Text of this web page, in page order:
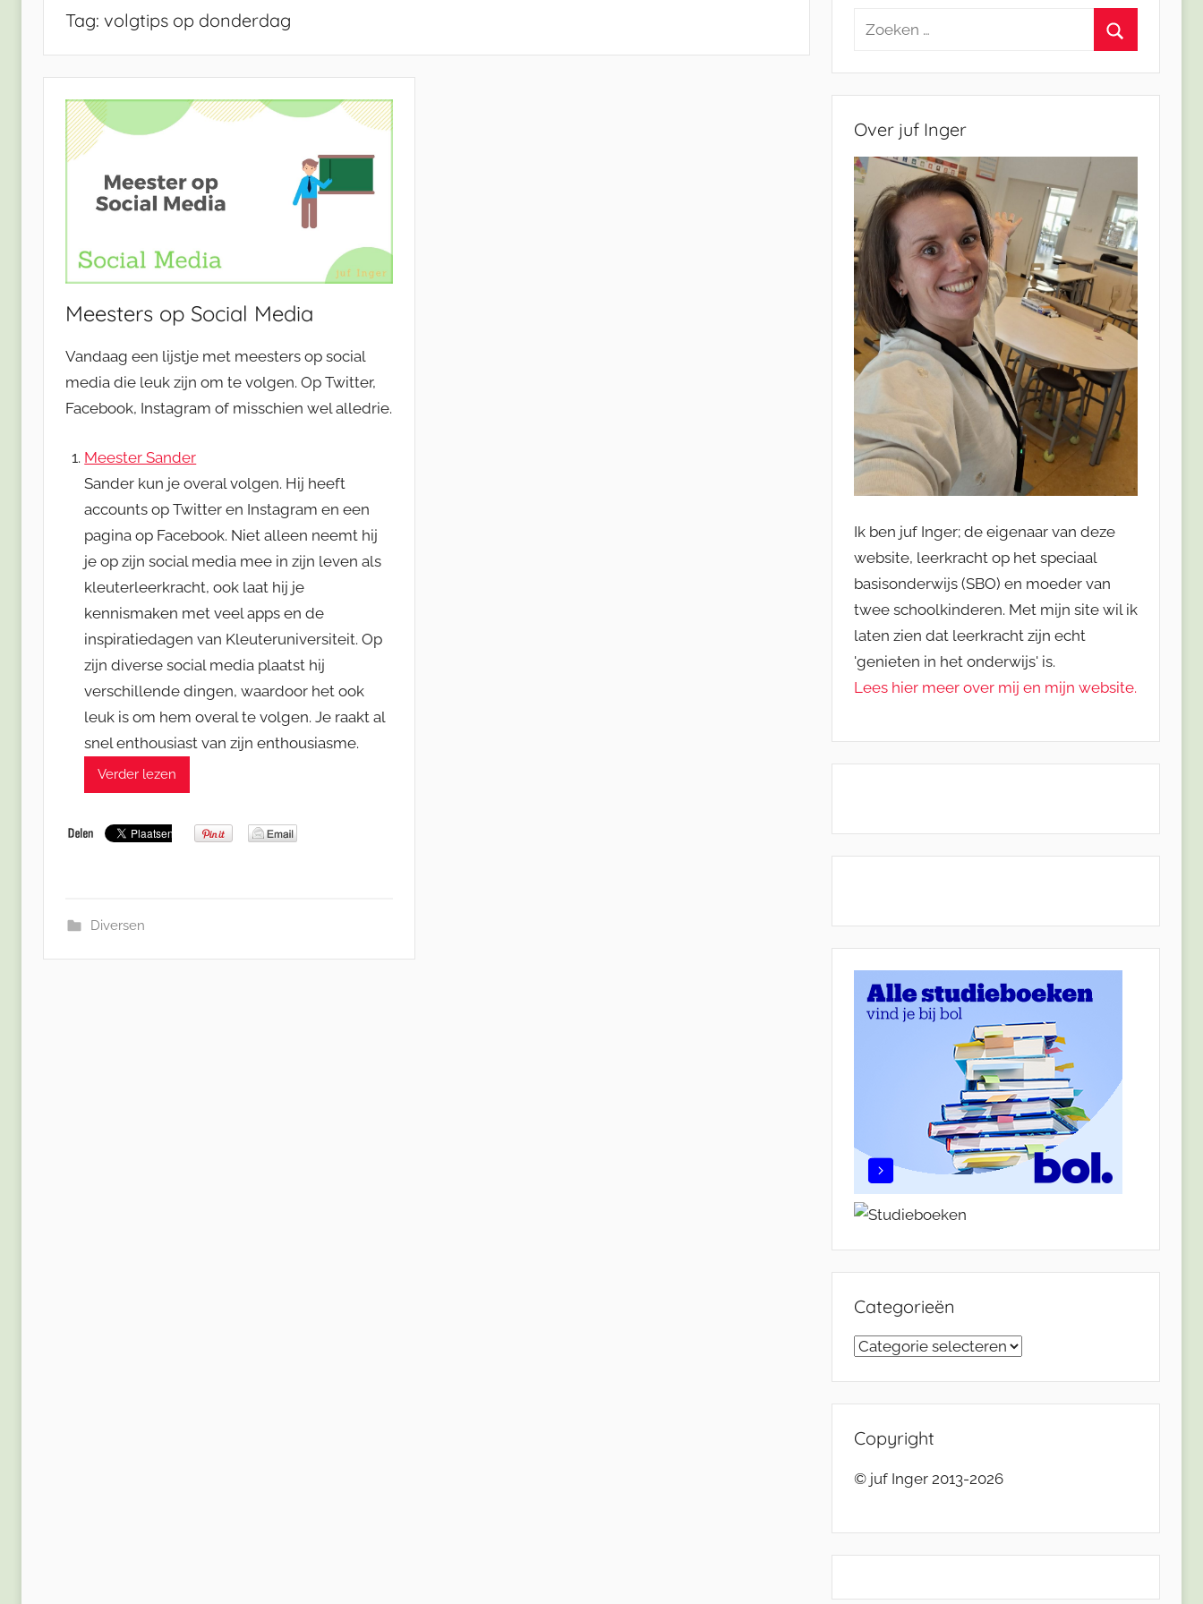
Tag: volgtips op donderdag
Meesters op Social Media
Vandaag een lijstje met meesters op social
media die leuk zijn om te volgen. Op Twitter,
Facebook, Instagram of misschien wel alledrie.
Meester Sander
Sander kun je overal volgen. Hij heeft
accounts op Twitter en Instagram en een
pagina op Facebook. Niet alleen neemt hij
je op zijn social media mee in zijn leven als
kleuterleerkracht, ook laat hij je
kennismaken met veel apps en de
inspiratiedagen van Kleuteruniversiteit. Op
zijn diverse social media plaatst hij
verschillende dingen, waardoor het ook
leuk is om hem overal te volgen. Je raakt al
snel enthousiast van zijn enthousiasme.
Verder lezen
Diversen
Zoeken
Over juf Inger
Ik ben juf Inger; de eigenaar van deze
website, leerkracht op het speciaal
basisonderwijs (SBO) en moeder van
twee schoolkinderen. Met mijn site wil ik
laten zien dat leerkracht zijn echt
'genieten in het onderwijs' is.
Lees hier meer over mij en mijn website.
Categorieën
Categorieën
Copyright
© juf Inger 2013-2026